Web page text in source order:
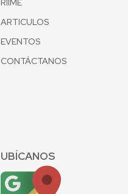
RIIME
ARTICULOS
EVENTOS
CONTÁCTANOS
UBÍCANOS